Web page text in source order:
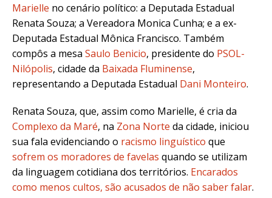
Marielle no cenário político: a Deputada Estadual
Renata Souza; a Vereadora Monica Cunha; e a ex-
Deputada Estadual Mônica Francisco. Também
compôs a mesa Saulo Benicio, presidente do PSOL-
Nilópolis, cidade da Baixada Fluminense,
representando a Deputada Estadual Dani Monteiro.
Renata Souza, que, assim como Marielle, é cria da
Complexo da Maré, na Zona Norte da cidade, iniciou
sua fala evidenciando o racismo linguístico que
sofrem os moradores de favelas quando se utilizam
da linguagem cotidiana dos territórios. Encarados
como menos cultos, são acusados de não saber falar.